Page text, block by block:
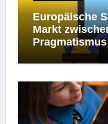
Europäische
Markt
Pragmatismus